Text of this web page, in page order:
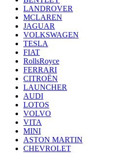
LANDROVER
MCLAREN
JAGUAR
VOLKSWAGEN
TESLA
FIAT
RollsRoyce
FERRARI
CITROËN
LAUNCHER
AUDI
LOTOS
VOLVO
VITA
MINI
ASTON MARTIN
CHEVROLET